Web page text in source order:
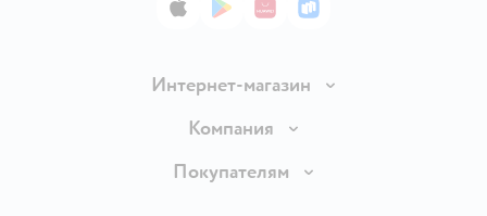
App StoreGoogle Play
AppGallery
RuStore
Интернет-магазин
Доставка и оплата
Правила продажи
Компания
Вакансии
Покупателям